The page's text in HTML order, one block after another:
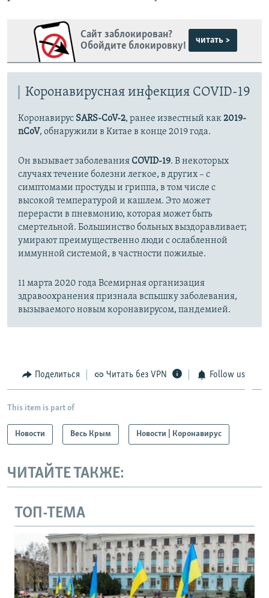
Сайт заблокирован?
Обойдите блокировку!
читать >
Коронавирусная инфекция COVID-19
Коронавирус SARS-CoV-2, ранее известный как2019-
nCoV, обнаружили в Китае в конце 2019 года.
Он вызывает заболеванияCOVID-19. В некоторых
случаях течение болезни легкое, в других – с
симптомами простуды и гриппа, в том числе с
высокой температурой и кашлем. Это может
перерасти в пневмонию, которая может быть
смертельной. Большинство больных выздоравливает;
умирают преимущественно люди с ослабленной
иммунной системой, в частности пожилые.
11 марта 2020 года Всемирная организация
здравоохранения признала вспышку заболевания,
вызываемого новым коронавирусом, пандемией.
Поделиться Читать без VPN Follow us
This item is part of
Новости Весь Крым Новости | Коронавирус
ЧИТАЙТЕ ТАКЖЕ:
ТОП-ТЕМА